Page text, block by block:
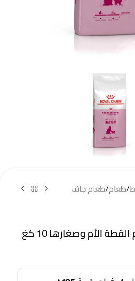
/طعام/طعام جاف
الأم وصغارها 10 كغ